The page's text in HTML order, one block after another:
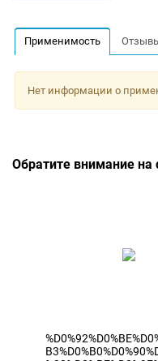
Применимость
Нет информации о
Обратите внимание